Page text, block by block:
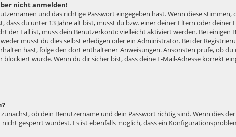
nicht anmelden!
und das richtige Passwort eingegeben hast. Wenn diese stimmen,
dass du unter 13 Jahre alt bist, musst du bzw. einer deiner Eltern oder deiner
der Fall ist, muss dein Benutzerkonto vielleicht aktiviert werden. Bei einigen
musst du dies selbst erledigen oder ein Administrator. Bei der
hast, folge den dort enthaltenen Anweisungen. Ansonsten prüfe, ob du
blockiert wurde. Wenn du dir sicher bist, dass deine E-Mail-Adresse korrekt
ob dein Benutzername und dein Passwort richtig sind. Wenn dies
gesperrt wurdest. Es ist ebenfalls möglich, dass ein